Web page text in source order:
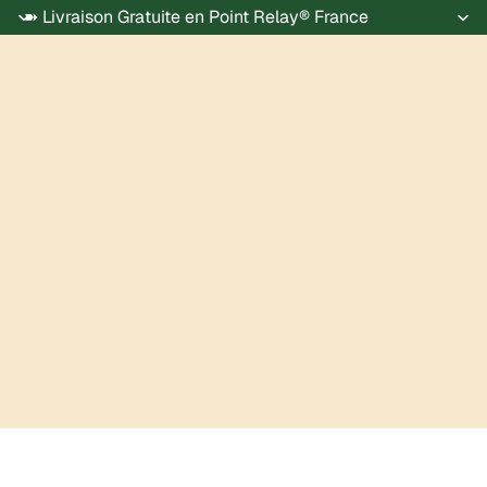
➽ Livraison Gratuite en Point Relay® France